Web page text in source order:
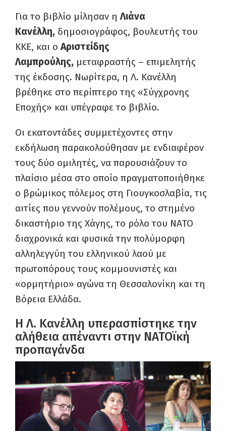
Για το βιβλίο μίλησαν η Λιάνα
Κανέλλη, δημοσιογράφος, βουλευτής του
ΚΚΕ, και ο Αριστείδης
Λαμπρούλης, μεταφραστής – επιμελητής
της έκδοσης. Νωρίτερα, η Λ. Κανέλλη
βρέθηκε στο περίπτερο της «Σύγχρονης
Εποχής» και υπέγραφε το βιβλίο.
Οι εκατοντάδες συμμετέχοντες στην
εκδήλωση παρακολούθησαν με ενδιαφέρον
τους δύο ομιλητές, να παρουσιάζουν το
πλαίσιο μέσα στο οποίο πραγματοποιήθηκε
ο βρώμικος πόλεμος στη Γιουγκοσλαβία, τις
αιτίες που γεννούν πολέμους, το στημένο
δικαστήριο της Χάγης, το ρόλο του ΝΑΤΟ
διαχρονικά και φυσικά την πολύμορφη
αλληλεγγύη του ελληνικού λαού με
πρωτοπόρους τους κομμουνιστές και
«ορμητήριο» αγώνα τη Θεσσαλονίκη και τη
Βόρεια Ελλάδα.
Η Λ. Κανέλλη υπερασπίστηκε την
αλήθεια απέναντι στην ΝΑΤΟϊκή
προπαγάνδα